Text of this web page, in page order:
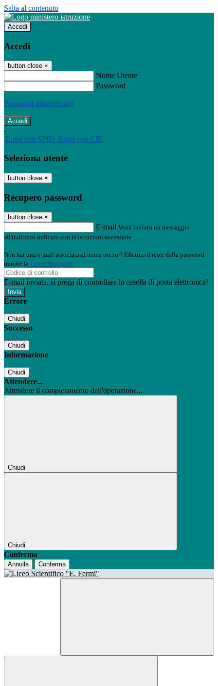
Salta al contenuto
Accedi
Accedi
button close ×
Nome Utente
Password
Password dimenticata?
-
Entra con SPID Entra con CIE
Seleziona utente
button close ×
Recupero password
button close ×
E-mail Verrà inviato un messaggio
all'indirizzo indicato con le istruzioni necessarie.
Non hai una e-mail associata al nome utente? Effettua il reset della password
tramite la Login Spaggiari
E-mail inviata, si prega di controllare la casella di posta elettronica!
Errore
Chiudi
Successo
Chiudi
Informazione
Chiudi
Attendere...
Attendere il completamento dell'operazione...
Chiudi
Chiudi
Conferma
Annulla Conferma